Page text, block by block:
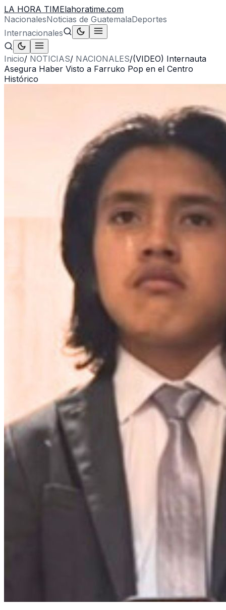
LA HORA TIMElahoratime.com
NacionalesNoticias de GuatemalaDeportes
Internacionales
Inicio/ NOTICIAS/ NACIONALES/(VIDEO) Internauta
Asegura Haber Visto a Farruko Pop en el Centro
Histórico